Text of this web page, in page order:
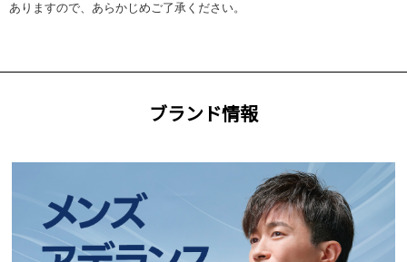
ありますので、あらかじめご了承ください。
ブランド情報